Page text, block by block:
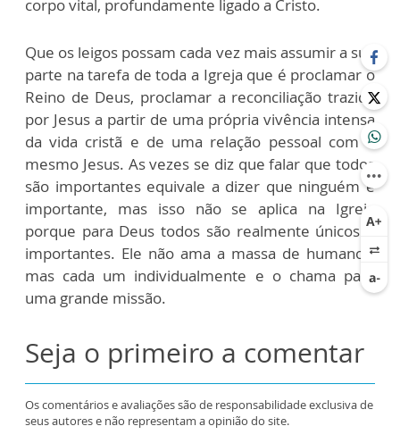
corpo vital, profundamente ligado a Cristo.
Que os leigos possam cada vez mais assumir a sua
parte na tarefa de toda a Igreja que é proclamar o
Reino de Deus, proclamar a reconciliação trazida
por Jesus a partir de uma própria vivência intensa
da vida cristã e de uma relação pessoal com o
mesmo Jesus. As vezes se diz que falar que todos
são importantes equivale a dizer que ninguém é
importante, mas isso não se aplica na Igreja
porque para Deus todos são realmente únicos e
importantes. Ele não ama a massa de humanos,
mas cada um individualmente e o chama para
uma grande missão.
Seja o primeiro a comentar
Os comentários e avaliações são de responsabilidade exclusiva de
seus autores e não representam a opinião do site.